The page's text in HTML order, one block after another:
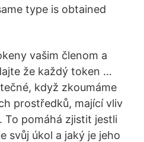
type is obtained
vašim členom a
že každý token …
když zkoumáme
prostředků, mající vliv
To pomáhá zjistit jestli
svůj úkol a jaký je jeho